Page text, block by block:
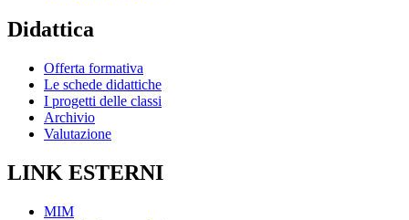
Didattica
Offerta formativa
Le schede didattiche
I progetti delle classi
Archivio
Valutazione
LINK ESTERNI
MIM